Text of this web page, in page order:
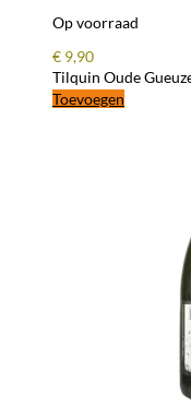
Op voorraad
€ 9,90
Tilquin Oude
Toevoegen